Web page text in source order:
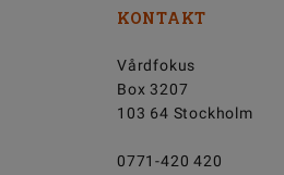
KONTAKT
Vårdfokus
Box 3207
103 64 Stockholm
0771-420 420